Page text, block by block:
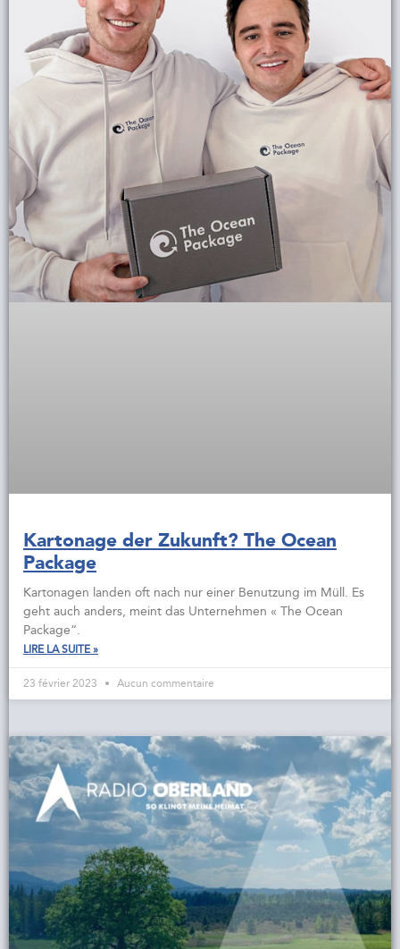
Kartonage der Zukunft? The Ocean
Package
Kartonagen landen oft nach nur einer Benutzung im Müll. Es
geht auch anders, meint das Unternehmen « The Ocean
Package“.
LIRE LA SUITE »
23 février 2023 Aucun commentaire